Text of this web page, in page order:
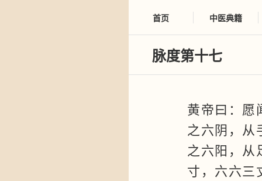
首页 中医典籍
脉度第十七
黄帝曰：愿
之六阴，从
之六阳，从
寸，六六三